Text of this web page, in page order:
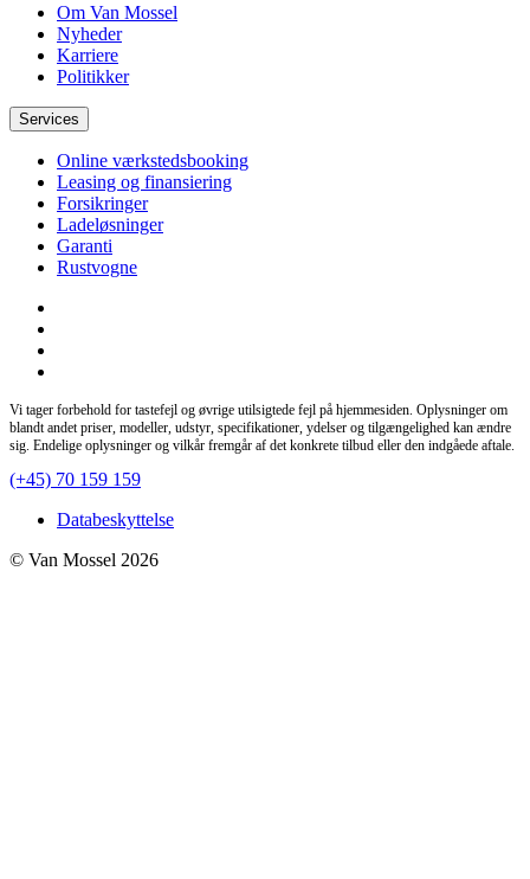
Om Van Mossel
Nyheder
Karriere
Politikker
Services
Online værkstedsbooking
Leasing og finansiering
Forsikringer
Ladeløsninger
Garanti
Rustvogne
Vi tager forbehold for tastefejl og øvrige utilsigtede fejl på hjemmesiden. Oplysninger om
blandt andet priser, modeller, udstyr, specifikationer, ydelser og tilgængelighed kan ændre
sig. Endelige oplysninger og vilkår fremgår af det konkrete tilbud eller den indgåede aftale.
(+45) 70 159 159
Databeskyttelse
© Van Mossel 2026